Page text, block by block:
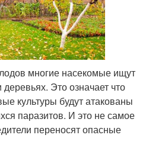
многие насекомые ищут
Это означает что
культуры будут атакованы
паразитов. И это не самое
переносят опасные